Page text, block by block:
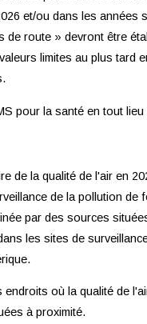
et/ou dans les
de route » devront être
limites au plus tard
pour la santé en tout
de la qualité de l'air en
de la pollution
par des sources
les sites de
où la qualité de
à proximité.